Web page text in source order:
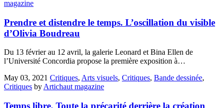
magazine
Prendre et distendre le temps. L’oscillation du visible
d’Olivia Boudreau
Du 13 février au 12 avril, la galerie Leonard et Bina Ellen de
l’Université Concordia propose la première exposition à…
May 03, 2021 Critiques, Arts visuels, Critiques, Bande dessinée,
Critiques by Artichaut magazine
Temps libre. Toute la précarité derrière la création